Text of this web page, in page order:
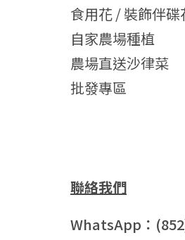
食用花 / 裝飾伴碟
自家農場種植
農場直送沙律菜
批發專區
聯絡我們
WhatsApp：